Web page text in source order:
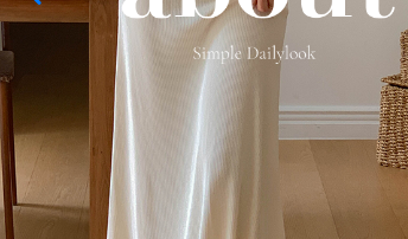
커뮤니티
이벤트
맘누리뉴스
다이어리